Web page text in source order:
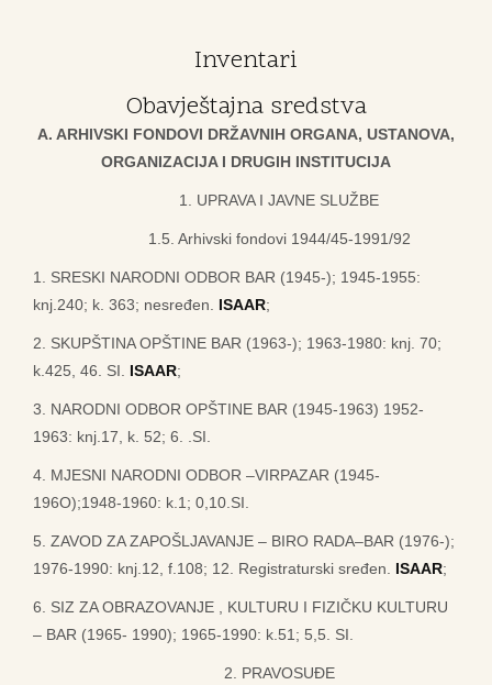
Inventari
Obavještajna sredstva
A. ARHIVSKI FONDOVI DRŽAVNIH ORGANA, USTANOVA,
ORGANIZACIJA I DRUGIH INSTITUCIJA
1. UPRAVA I JAVNE SLUŽBE
1.5. Arhivski fondovi 1944/45-1991/92
1. SRESKI NARODNI ODBOR BAR (1945-); 1945-1955:
knj.240; k. 363; nesređen. ISAAR;
2. SKUPŠTINA OPŠTINE BAR (1963-); 1963-1980: knj. 70;
k.425, 46. SI. ISAAR;
3. NARODNI ODBOR OPŠTINE BAR (1945-1963) 1952-
1963: knj.17, k. 52; 6. .SI.
4. MJESNI NARODNI ODBOR –VIRPAZAR (1945-
196O);1948-1960: k.1; 0,10.SI.
5. ZAVOD ZA ZAPOŠLJAVANJE – BIRO RADA–BAR (1976-);
1976-1990: knj.12, f.108; 12. Registraturski sređen. ISAAR;
6. SIZ ZA OBRAZOVANJE , KULTURU I FIZIČKU KULTURU
– BAR (1965- 1990); 1965-1990: k.51; 5,5. SI.
2. PRAVOSUĐE